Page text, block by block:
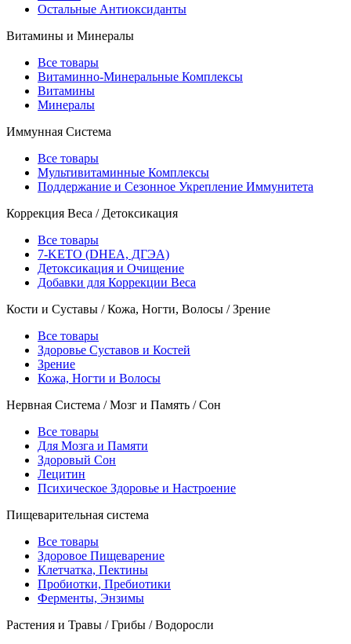
Остальные Антиоксиданты
Витамины и Минералы
Все товары
Витаминно-Минеральные Комплексы
Витамины
Минералы
Иммунная Система
Все товары
Мультивитаминные Комплексы
Поддержание и Сезонное Укрепление Иммунитета
Коррекция Веса / Детоксикация
Все товары
7-KETO (DHEA, ДГЭА)
Детоксикация и Очищение
Добавки для Коррекции Веса
Кости и Суставы / Кожа, Ногти, Волосы / Зрение
Все товары
Здоровье Суставов и Костей
Зрение
Кожа, Ногти и Волосы
Нервная Система / Мозг и Память / Сон
Все товары
Для Мозга и Памяти
Здоровый Сон
Лецитин
Психическое Здоровье и Настроение
Пищеварительная система
Все товары
Здоровое Пищеварение
Клетчатка, Пектины
Пробиотки, Пребиотики
Ферменты, Энзимы
Растения и Травы / Грибы / Водоросли